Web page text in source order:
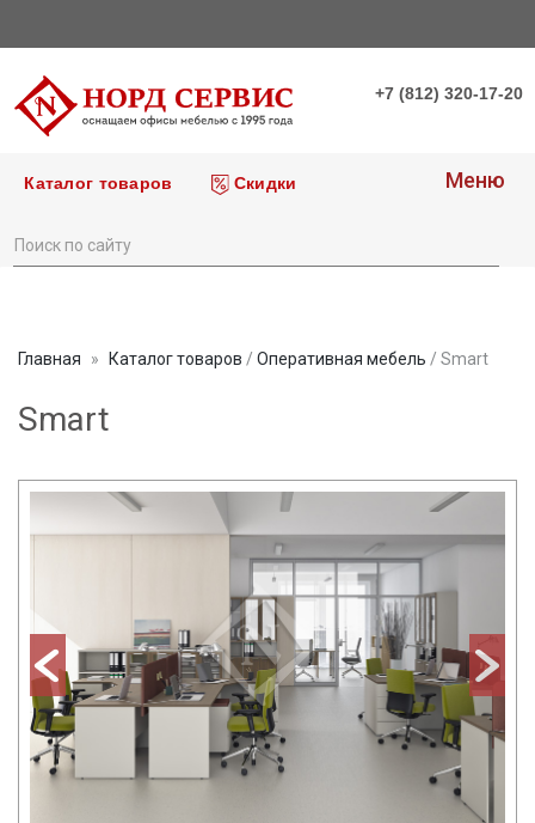
+7 (812) 320-17-20
Каталог товаров Скидки Меню
Главная Каталог товаров / Оперативная мебель / Smart
Smart
prev next